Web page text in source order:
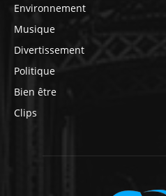
Environnement
Musique
Divertissement
Politique
Bien être
Clips